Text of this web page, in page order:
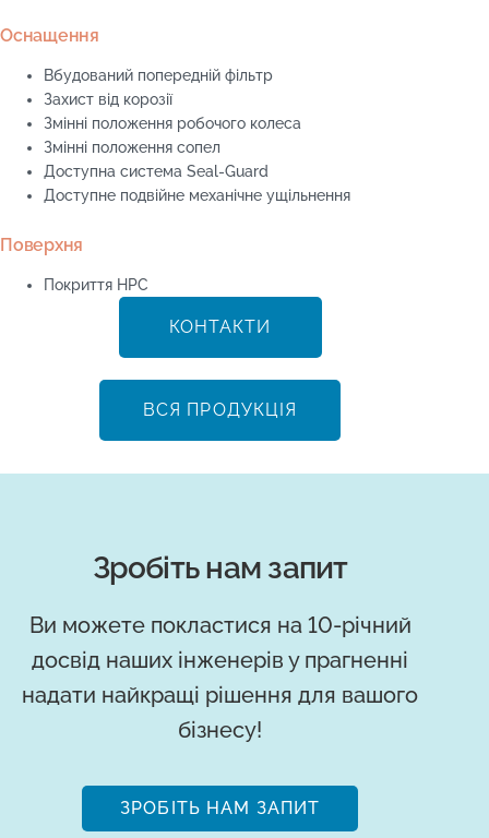
Оснащення
Вбудований попередній фільтр
Захист від корозії
Змінні положення робочого колеса
Змінні положення сопел
Доступна система Seal-Guard
Доступне подвійне механічне ущільнення
Поверхня
Покриття HPC
КОНТАКТИ
ВСЯ ПРОДУКЦІЯ
Зробіть нам запит
Ви можете покластися на 10-річний
досвід наших інженерів у прагненні
надати найкращі рішення для вашого
бізнесу!
ЗРОБІТЬ НАМ ЗАПИТ